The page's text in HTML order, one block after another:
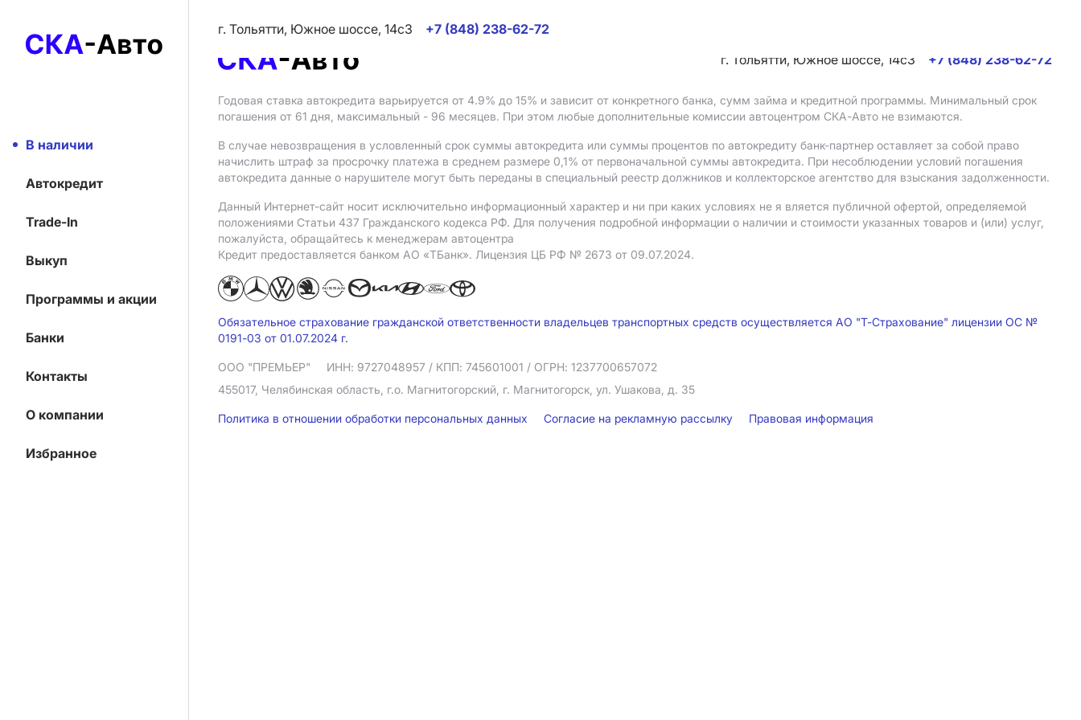
В наличии
Автокредит
Trade-In
Выкуп
Программы и акции
Банки
Контакты
О компании
Избранное
г. Тольятти, Южное шоссе, 14с3
+7 (848) 238-62-72
г. Тольятти, Южное шоссе, 14с3
+7 (848) 238-62-72
Годовая ставка автокредита варьируется от 4.9% до 15% и зависит от конкретного банка, сумм займа и кредитной программы. Минимальный срок
погашения от 61 дня, максимальный - 96 месяцев. При этом любые дополнительные комиссии автоцентром СКА-Авто не взимаются.
В случае невозвращения в условленный срок суммы автокредита или суммы процентов по автокредиту банк-партнер оставляет за собой право
начислить штраф за просрочку платежа в среднем размере 0,1% от первоначальной суммы автокредита. При несоблюдении условий погашения
автокредита данные о нарушителе могут быть переданы в специальный реестр должников и коллекторское агентство для взыскания задолженности.
Данный Интернет-сайт носит исключительно информационный характер и ни при каких условиях не я вляется публичной офертой, определяемой
положениями Статьи 437 Гражданского кодекса РФ. Для получения подробной информации о наличии и стоимости указанных товаров и (или) услуг,
пожалуйста, обращайтесь к менеджерам автоцентра
Кредит предоставляется банком АO «ТБанк». Лицензия ЦБ РФ № 2673 от 09.07.2024.
Обязательное страхование гражданской ответственности владельцев транспортных средств осуществляется АО "Т-Страхование" лицензии ОС №
0191-03 от 01.07.2024 г.
ООО "ПРЕМЬЕР" ИНН: 9727048957 / КПП: 745601001 / ОГРН: 1237700657072
455017, Челябинская область, г.о. Магнитогорский, г. Магнитогорск, ул. Ушакова, д. 35
Политика в отношении обработки персональных данных Согласие на рекламную рассылку Правовая информация